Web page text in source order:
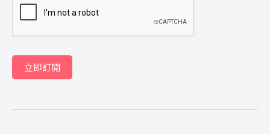
立即訂閱